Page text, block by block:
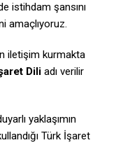
istihdam şansını
amaçlıyoruz.
iletişim kurmakta
Dili adı verilir
yaklaşımın
Türk İşaret